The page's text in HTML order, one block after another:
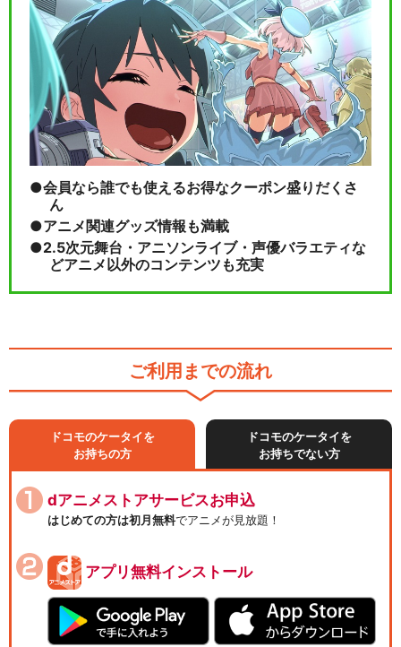
会員なら誰でも使えるお得なクーポン盛りだくさ
ん
アニメ関連グッズ情報も満載
2.5次元舞台・アニソンライブ・声優バラエティな
どアニメ以外のコンテンツも充実
ご利用までの流れ
ドコモのケータイを
お持ちの方
ドコモのケータイを
お持ちでない方
dアニメストアサービスお申込
はじめての方は初月無料でアニメが見放題！
アプリ無料インストール